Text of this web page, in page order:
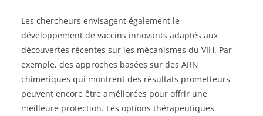
Les chercheurs envisagent également le
développement de vaccins innovants adaptés aux
découvertes récentes sur les mécanismes du VIH. Par
exemple, des approches basées sur des ARN
chimeriques qui montrent des résultats prometteurs
peuvent encore être améliorées pour offrir une
meilleure protection. Les options thérapeutiques